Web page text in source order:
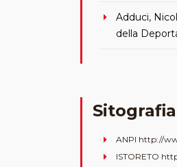
Adduci,
della
Sitografia
ANPI http://
ISTORETO